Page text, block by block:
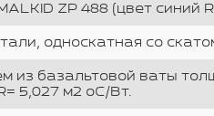
ZP 488 (цвет синий
односкатная со
из базальтовой ваты
5,027 м2 оС/Вт.